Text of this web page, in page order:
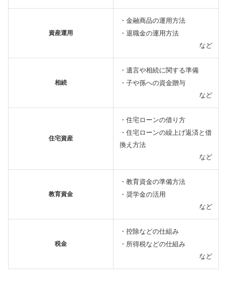
資産運用
・金融商品の運用方法
・退職金の運用方法
など
相続
・遺言や相続に関する準備
・子や孫への資金贈与
など
住宅資産
・住宅ローンの借り方
・住宅ローンの繰上げ返済と借
換え方法
など
教育資金
・教育資金の準備方法
・奨学金の活用
など
税金
・控除などの仕組み
・所得税などの仕組み
など